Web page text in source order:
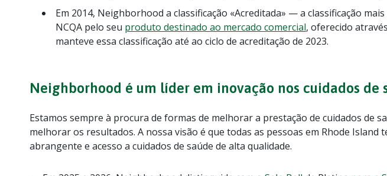
Em 2014, Neighborhood a classificação «Acreditada» — a classificação
NCQA pelo seu produto destinado ao mercado comercial, oferecido através
manteve essa classificação até ao ciclo de acreditação de 2023.
Neighborhood é um líder em inovação nos cuidados de
Estamos sempre à procura de formas de melhorar a prestação de cuidados de
melhorar os resultados. A nossa visão é que todas as pessoas em Rhode Island
abrangente e acesso a cuidados de saúde de alta qualidade.